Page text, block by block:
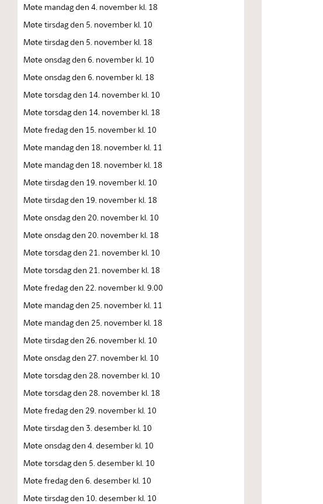
Møte mandag den 4. november kl. 18
Møte tirsdag den 5. november kl. 10
Møte tirsdag den 5. november kl. 18
Møte onsdag den 6. november kl. 10
Møte onsdag den 6. november kl. 18
Møte torsdag den 14. november kl. 10
Møte torsdag den 14. november kl. 18
Møte fredag den 15. november kl. 10
Møte mandag den 18. november kl. 11
Møte mandag den 18. november kl. 18
Møte tirsdag den 19. november kl. 10
Møte tirsdag den 19. november kl. 18
Møte onsdag den 20. november kl. 10
Møte onsdag den 20. november kl. 18
Møte torsdag den 21. november kl. 10
Møte torsdag den 21. november kl. 18
Møte fredag den 22. november kl. 9.00
Møte mandag den 25. november kl. 11
Møte mandag den 25. november kl. 18
Møte tirsdag den 26. november kl. 10
Møte onsdag den 27. november kl. 10
Møte torsdag den 28. november kl. 10
Møte torsdag den 28. november kl. 18
Møte fredag den 29. november kl. 10
Møte tirsdag den 3. desember kl. 10
Møte onsdag den 4. desember kl. 10
Møte torsdag den 5. desember kl. 10
Møte fredag den 6. desember kl. 10
Møte tirsdag den 10. desember kl. 10